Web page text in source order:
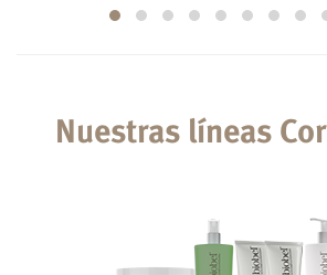
Nuestras líneas